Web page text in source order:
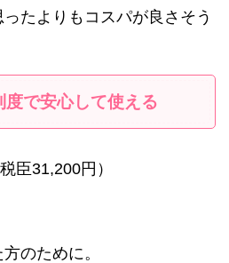
たよりもコスパが良さそう
で安心して使える
臣31,200円）
のために。